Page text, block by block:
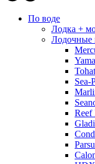
По воде
Лодка +
Лодочные
Sea-
Reef